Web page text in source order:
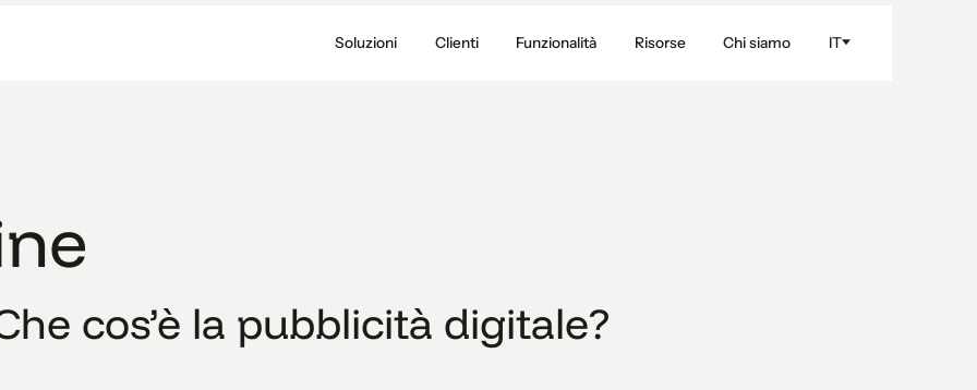
Soluzioni Clienti Funzionalità Risorse Chi siamo IT
cos’è la pubblicità digitale?